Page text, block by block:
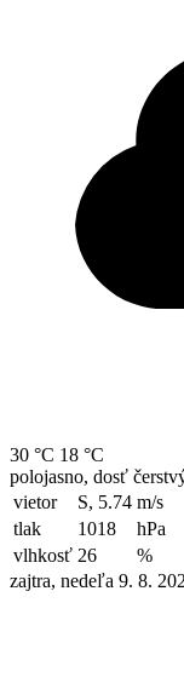
30 °C 18 °C
polojasno, dosť
vietor
S, 5.74 m/s
tlak
1018
hPa
vlhkosť 26
%
zajtra, nedeľa 9. 8.